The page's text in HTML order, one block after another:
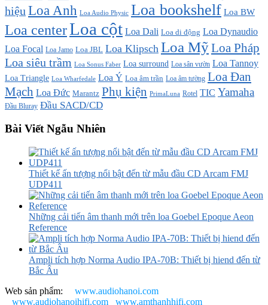
hiệu Loa Anh Loa Audio Physic Loa bookshelf Loa BW
Loa centerLoa cột Loa Dali Loa di động Loa Dynaudio
Loa Focal Loa Jamo Loa JBL Loa Klipsch Loa MỹLoa Pháp
Loa siêu trầm Loa Sonus Faber Loa surround Loa sân vườn Loa Tannoy
Loa Triangle Loa Wharfedale Loa Ý Loa âm trần Loa âm tường Loa Đan
Mạch Loa Đức Marantz Phụ kiện PrimaLuna Rotel TIC Yamaha
Đầu Bluray Đầu SACD/CD
Bài Viết Ngẫu Nhiên
Thiết kế ấn tượng nổi bật đến từ mẫu đầu CD Arcam FMJ
UDP411
Những cải tiến âm thanh mới trên loa Goebel Epoque Aeon
Reference
Ampli tích hợp Norma Audio IPA-70B: Thiết bị hiend đến từ
Bắc Âu
Web sản phẩm: www.audiohanoi.com
www.audiohanoihifi.com
www.amthanhhifi.com